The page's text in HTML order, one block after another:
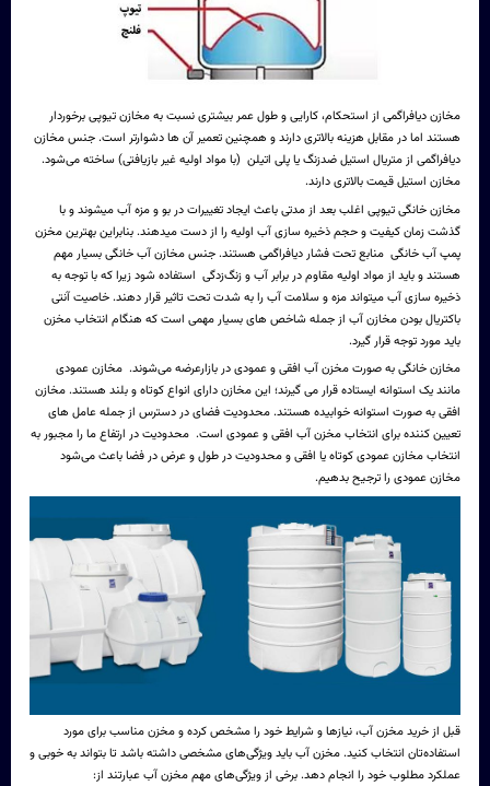
مخازن دیافراگمی از استحکام، کارایی و طول عمر بیشتری نسبت به مخازن تیوپی برخوردار
هستند اما در مقابل هزینه بالاتری دارند و همچنین تعمیر آن ها دشوارتر است. جنس مخازن
دیافراگمی از متریال استیل ضدزنگ یا پلی اتیلن (با مواد اولیه غیر بازیافتی) ساخته می‌شود.
مخازن استیل قیمت بالاتری دارند.
مخازن خانگی تیوپی اغلب بعد از مدتی باعث ایجاد تغییرات در بو و مزه آب میشوند و با
گذشت زمان کیفیت و حجم ذخیره سازی آب اولیه را از دست میدهند. بنابراین بهترین مخزن
پمپ آب خانگی منابع تحت فشار دیافراگمی هستند. جنس مخازن آب خانگی بسیار مهم
هستند و باید از مواد اولیه مقاوم در برابر آب و زنگ‌زدگی استفاده شود زیرا که با توجه به
ذخیره سازی آب میتواند مزه و سلامت آب را به شدت تحت تاثیر قرار دهند. خاصیت آنتی
باکتریال بودن مخازن آب از جمله شاخص های بسیار مهمی است که هنگام انتخاب مخزن
باید مورد توجه قرار گیرد.
مخازن خانگی به صورت مخزن آب افقی و عمودی در بازارعرضه می‌شوند. مخازن عمودی
مانند یک استوانه ایستاده قرار می گیرند؛ این مخازن دارای انواع کوتاه و بلند هستند. مخازن
افقی به صورت استوانه خوابیده هستند. محدودیت فضای در دسترس از جمله عامل های
تعیین کننده برای انتخابمخزن آب افقی و عمودی است. محدودیت در ارتفاع ما را مجبور به
انتخاب مخازن عمودی کوتاه یا افقی و محدودیت در طول و عرض در فضا باعث می‌شود
مخازن عمودی را ترجیح بدهیم.
قبل از خرید مخزن آب، نیازها و شرایط خود را مشخص کرده و مخزن مناسب برای مورد
استفاده‌تان انتخاب کنید. مخزن آب باید ویژگی‌های مشخصی داشته باشد تا بتواند به خوبی و
عملکرد مطلوب خود را انجام دهد. برخی از ویژگی‌های مهم مخزن آب عبارتند از: